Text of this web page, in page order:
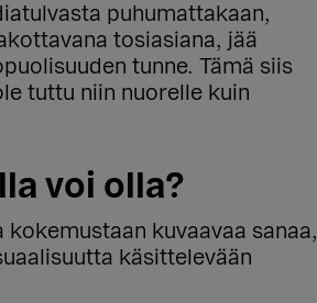
puhumattakaan,
tosiasiana, jää
tunne. Tämä siis
tuttu niin nuorelle kuin
voi olla?
kuvaavaa sanaa,
käsittelevään